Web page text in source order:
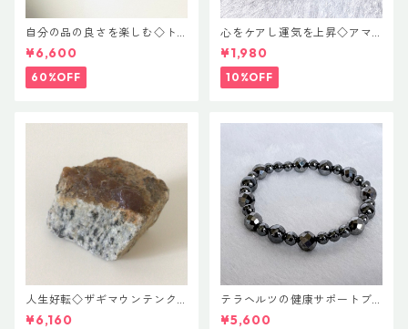
自分の品の良さを楽しむ◇ト
ロレアイト ポイント
¥6,600
60%OFF
心をケアし運気を上昇◇アマ
ゾナイト♡ハートカット
¥1,980
10%OFF
人生好転◇ザギマウンテンク
ォーツ
¥6,160
テラヘルツの健康サポートブ
レス
¥5,600